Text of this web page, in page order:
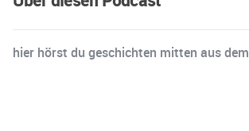
hier hörst du geschichten mitten aus